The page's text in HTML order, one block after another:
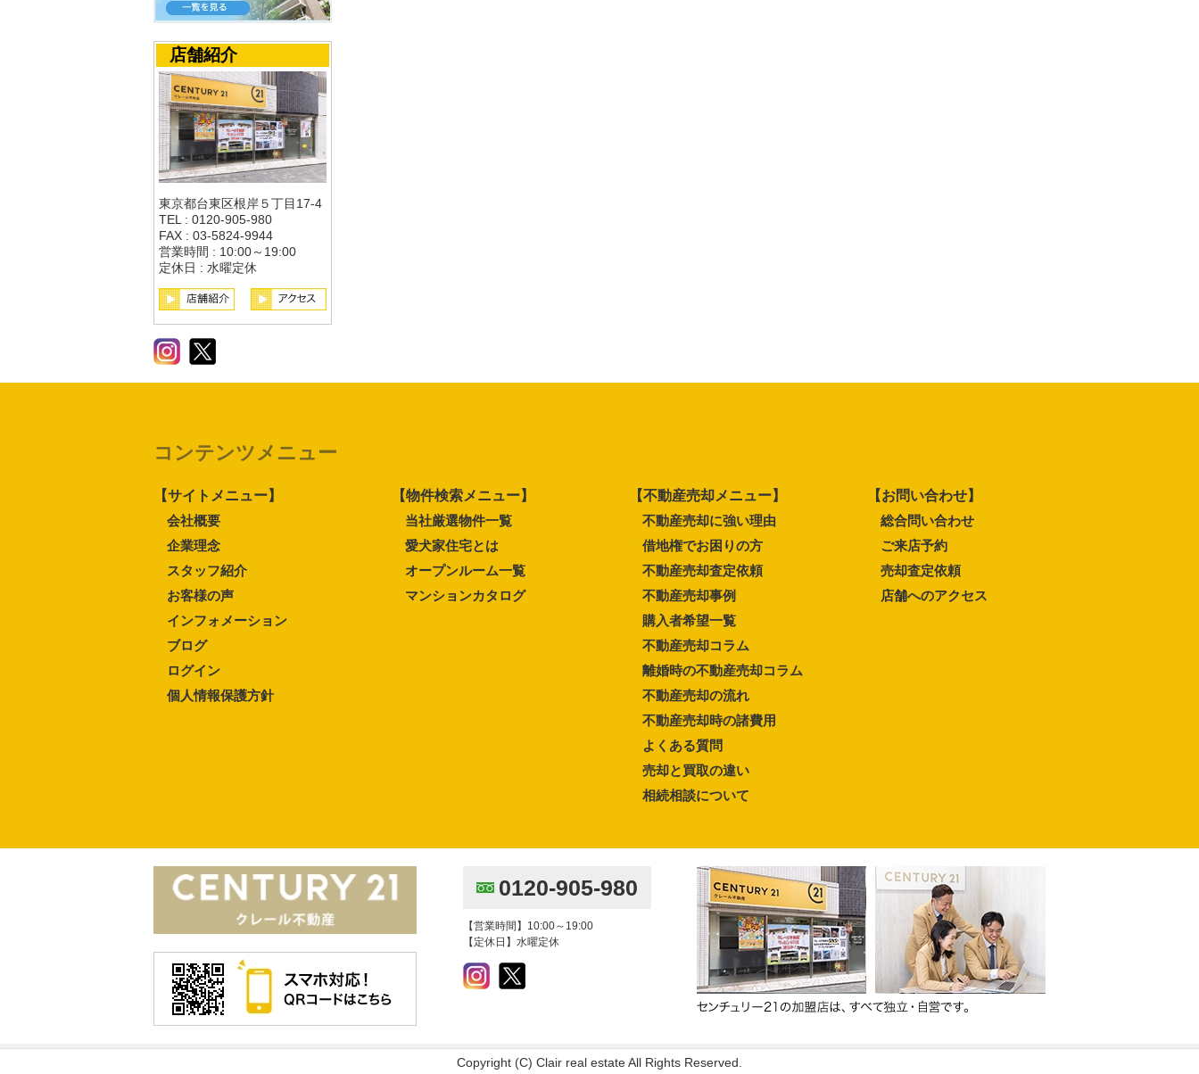
店舗紹介
東京都台東区根岸５丁目17-4
TEL : 0120-905-980
FAX : 03-5824-9944
営業時間 : 10:00～19:00
定休日 : 水曜定休
コンテンツメニュー
【サイトメニュー】
会社概要
企業理念
スタッフ紹介
お客様の声
インフォメーション
ブログ
ログイン
個人情報保護方針
【物件検索メニュー】
当社厳選物件一覧
愛犬家住宅とは
オープンルーム一覧
マンションカタログ
【不動産売却メニュー】
不動産売却に強い理由
借地権でお困りの方
不動産売却査定依頼
不動産売却事例
購入者希望一覧
不動産売却コラム
離婚時の不動産売却コラム
不動産売却の流れ
不動産売却時の諸費用
よくある質問
売却と買取の違い
相続相談について
【お問い合わせ】
総合問い合わせ
ご来店予約
売却査定依頼
店舗へのアクセス
0120-905-980
【営業時間】10:00～19:00
【定休日】水曜定休
Copyright (C) Clair real estate All Rights Reserved.